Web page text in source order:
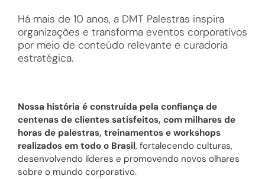
Há mais de 10 anos, a DMT Palestras inspira
organizações e transforma eventos corporativos
por meio de conteúdo relevante e curadoria
estratégica.
Nossa história é construída pela confiança de
centenas de clientes satisfeitos, com milhares de
horas de palestras, treinamentos e workshops
realizados em todo o Brasil, fortalecendo culturas,
desenvolvendo líderes e promovendo novos olhares
sobre o mundo corporativo.